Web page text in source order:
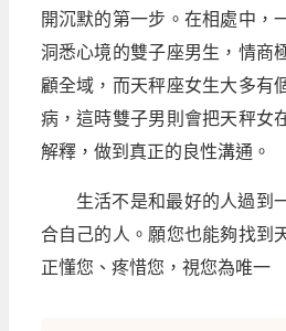
開沉默的第一步。在相處中，
洞悉心境的雙子座男生，情商
顧全域，而天秤座女生大多有
病，這時雙子男則會把天秤女
解釋，做到真正的良性溝通。
生活不是和最好的人過到
合自己的人。願您也能夠找到
正懂您、疼惜您，視您為唯一